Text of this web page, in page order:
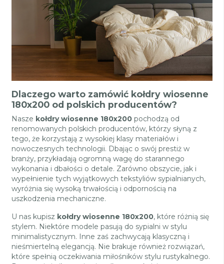
Dlaczego warto zamówić kołdry wiosenne
180x200 od polskich producentów?
Nasze kołdry wiosenne 180x200 pochodzą od
renomowanych polskich producentów, którzy słyną z
tego, że korzystają z wysokiej klasy materiałów i
nowoczesnych technologii. Dbając o swój prestiż w
branży, przykładają ogromną wagę do starannego
wykonania i dbałości o detale. Zarówno obszycie, jak i
wypełnienie tych wyjątkowych tekstyliów sypialnianych,
wyróżnia się wysoką trwałością i odpornością na
uszkodzenia mechaniczne.
U nas kupisz kołdry wiosenne 180x200, które różnią się
stylem. Niektóre modele pasują do sypialni w stylu
minimalistycznym. Inne zaś zachwycają klasyczną i
nieśmiertelną elegancją. Nie brakuje również rozwiązań,
które spełnią oczekiwania miłośników stylu rustykalnego.